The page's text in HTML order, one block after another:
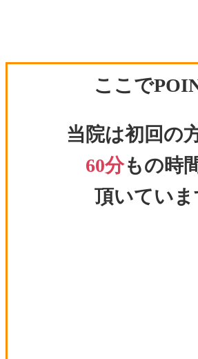
ここで
当院は初回の
60分もの時
頂いていま